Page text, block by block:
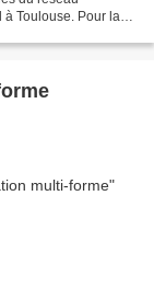
Toulouse. Pour la